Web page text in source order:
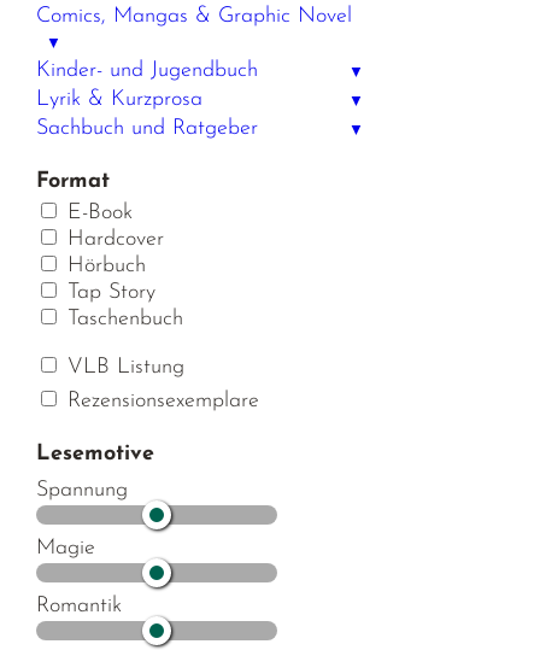
Comics, Mangas & Graphic Novel
▼
Kinder- und Jugendbuch ▼
Lyrik & Kurzprosa ▼
Sachbuch und Ratgeber ▼
Format
E-Book
Hardcover
Hörbuch
Tap Story
Taschenbuch
VLB Listung
Rezensionsexemplare
Lesemotive
Spannung
Magie
Romantik